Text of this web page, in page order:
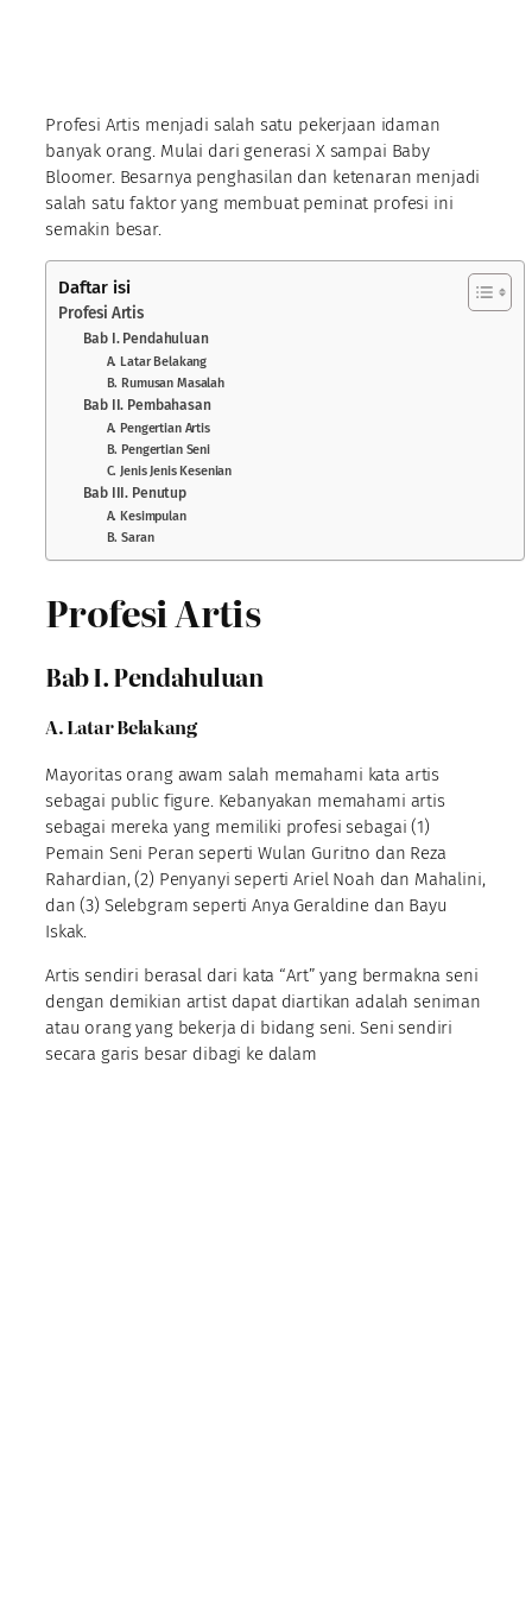
Profesi Artis menjadi salah satu pekerjaan idaman
banyak orang. Mulai dari generasi X sampai Baby
Bloomer. Besarnya penghasilan dan ketenaran menjadi
salah satu faktor yang membuat peminat profesi ini
semakin besar.
Daftar isi
Profesi Artis
Bab I. Pendahuluan
A. Latar Belakang
B. Rumusan Masalah
Bab II. Pembahasan
A. Pengertian Artis
B. Pengertian Seni
C. Jenis Jenis Kesenian
Bab III. Penutup
A. Kesimpulan
B. Saran
Profesi Artis
Bab I. Pendahuluan
A. Latar Belakang
Mayoritas orang awam salah memahami kata artis
sebagai public figure. Kebanyakan memahami artis
sebagai mereka yang memiliki profesi sebagai (1)
Pemain Seni Peran seperti Wulan Guritno dan Reza
Rahardian, (2) Penyanyi seperti Ariel Noah dan Mahalini,
dan (3) Selebgram seperti Anya Geraldine dan Bayu
Iskak.
Artis sendiri berasal dari kata “Art” yang bermakna seni
dengan demikian artist dapat diartikan adalah seniman
atau orang yang bekerja di bidang seni. Seni sendiri
secara garis besar dibagi ke dalam